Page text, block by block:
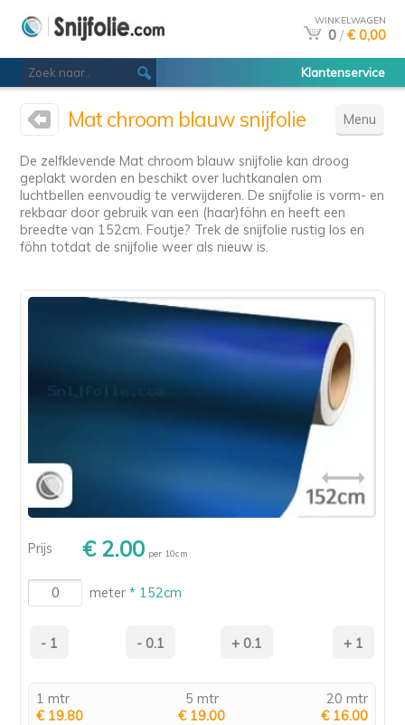
WINKELWAGEN
0 / € 0,00
Klantenservice
Menu
Mat chroom blauw snijfolie
De zelfklevende Mat chroom blauw snijfolie kan droog
geplakt worden en beschikt over luchtkanalen om
luchtbellen eenvoudig te verwijderen. De snijfolie is vorm- en
rekbaar door gebruik van een (haar)föhn en heeft een
breedte van 152cm. Foutje? Trek de snijfolie rustig los en
föhn totdat de snijfolie weer als nieuw is.
Prijs € 2.00 per 10cm
meter* 152cm
1 mtr
€ 19.80
5 mtr
€ 19.00
20 mtr
€ 16.00